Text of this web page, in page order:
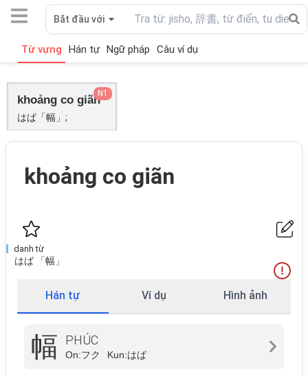
Bắt đầu với
Từ vựng Hán tự Ngữ pháp Câu ví dụ
khoảng co giãn
はば「幅」;
N1
khoảng co giãn
danh từ
はば 「幅」
Hán tự Ví dụ Hình ảnh
幅 PHÚC
On:フク Kun:はば